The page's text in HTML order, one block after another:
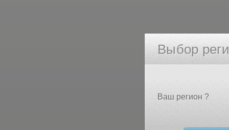
Выбор
Ваш регион ?